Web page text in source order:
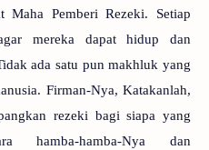
Pemberi Rezeki. Setiap
mereka dapat hidup dan
ada satu pun makhluk yang
Firman-Nya, Katakanlah,
rezeki bagi siapa yang
hamba-hamba-Nya dan